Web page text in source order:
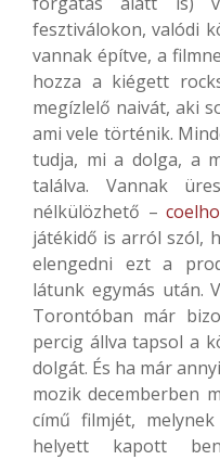
fesztiválokon, valódi
vannak építve, a
hozza a kiégett
megízlelő naivát, aki
ami vele történik.
tudja, mi a dolga, a
találva. Vannak
nélkülözhető –
játékidő is arról szól,
elengedni ezt a
látunk egymás után.
Torontóban már
percig állva tapsol a
dolgát. És ha már
mozik decemberben
című filmjét,
helyett kapott